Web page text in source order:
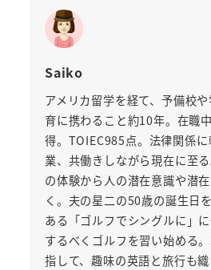
Saiko
アメリカ留学を経て、予備校
育に携わること約10年。在職
得。TOIEC985点。法律関係
業、共働きしながら現在に至
の体験から人の潜在意識や潜
く。夫の星二の50歳の誕生日
ある「ゴルフでシングルに」
するべくゴルフを習い始める
指して、趣味の英語と旅行も